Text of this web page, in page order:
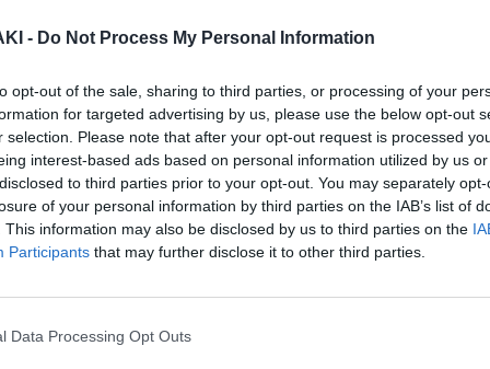
- Do Not Process My Personal Information
opt-out of the sale, sharing to third parties, or processing of your
for targeted advertising by us, please use the below opt-out
selection. Please note that after your opt-out request is processed
interest-based ads based on personal information utilized by us
to third parties prior to your opt-out. You may separately
of your personal information by third parties on the IAB’s list of
This information may also be disclosed by us to third parties on the
Participants that may further disclose it to other third parties.
Data Processing Opt Outs
καλεσμένος ο Τάσος Παλαντζίδης.
και μέσα από τον ρόλο του στους
Σκαραβαίο , μίλησε μεταξύ
με τον Χάρρυ Κλυνν.
θεατρικές παραγωγές με τον Χάρρυ